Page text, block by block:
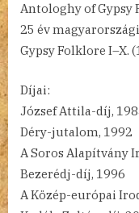
Antologhy of Gypsy
25 év
Gypsy Folklore I–X.
Díjai:
József Attila-díj,
Déry-jutalom, 1992
A Soros Alapítvány
Bezerédj-díj, 1996
A Közép-európai